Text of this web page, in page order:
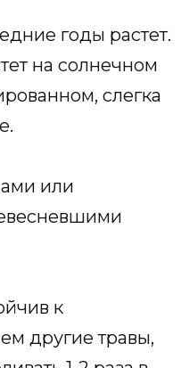
годы растет.
на солнечном
слегка
или
к
другие травы,